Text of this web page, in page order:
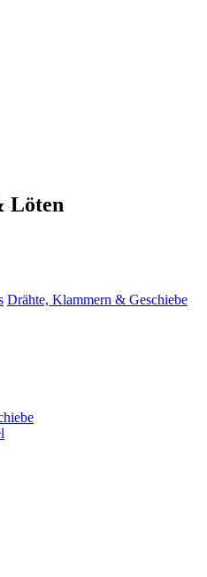
Löten
Drähte, Klammern & Geschiebe